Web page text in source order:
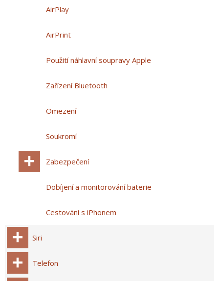
AirPlay
AirPrint
Použití náhlavní soupravy Apple
Zařízení Bluetooth
Omezení
Soukromí
Zabezpečení
Dobíjení a monitorování baterie
Cestování s iPhonem
Siri
Telefon